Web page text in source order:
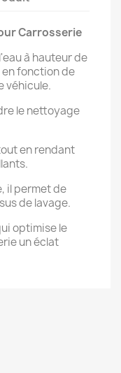
Carrosserie
à hauteur de
en fonction de
véhicule.
le nettoyage
en rendant
il permet de
de lavage.
optimise le
un éclat